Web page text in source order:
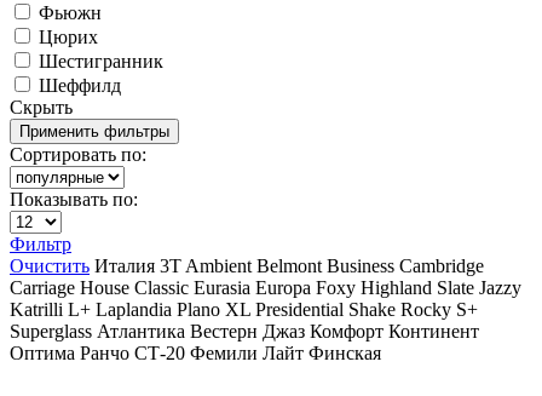
Фьюжн
Цюрих
Шестигранник
Шеффилд
Скрыть
Сортировать по:
Показывать по:
Фильтр
Очистить Италия 3T Ambient Belmont Business Cambridge
Carriage House Classic Eurasia Europa Foxy Highland Slate Jazzy
Katrilli L+ Laplandia Plano XL Presidential Shake Rocky S+
Superglass Атлантика Вестерн Джаз Комфорт Континент
Оптима Ранчо СТ-20 Фемили Лайт Финская